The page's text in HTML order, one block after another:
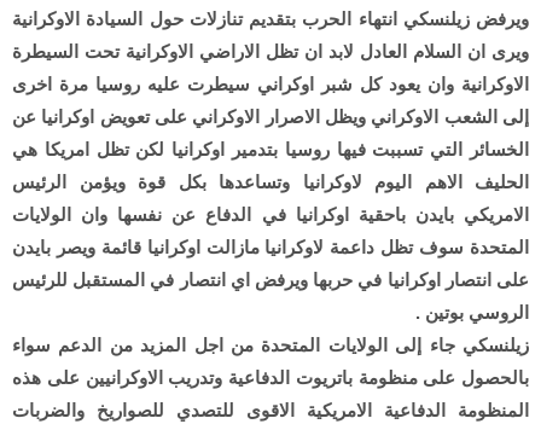
ويرفض زيلنسكي انتهاء الحرب بتقديم تنازلات حول السيادة الاوكرانية
ويرى ان السلام العادل لابد ان تظل الاراضي الاوكرانية تحت السيطرة
الاوكرانية وان يعود كل شبر اوكراني سيطرت عليه روسيا مرة اخرى
إلى الشعب الاوكراني ويظل الاصرار الاوكراني على تعويض اوكرانيا عن
الخسائر التي تسببت فيها روسيا بتدمير اوكرانيا لكن تظل امريكا هي
الحليف الاهم اليوم لاوكرانيا وتساعدها بكل قوة ويؤمن الرئيس
الامريكي بايدن باحقية اوكرانيا في الدفاع عن نفسها وان الولايات
المتحدة سوف تظل داعمة لاوكرانيا مازالت اوكرانيا قائمة ويصر بايدن
على انتصار اوكرانيا في حربها ويرفض اي انتصار في المستقبل للرئيس
الروسي بوتين .
زيلنسكي جاء إلى الولايات المتحدة من اجل المزيد من الدعم سواء
بالحصول على منظومة باتريوت الدفاعية وتدريب الاوكرانيين على هذه
المنظومة الدفاعية الامريكية الاقوى للتصدي للصواريخ والضربات